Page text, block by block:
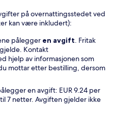
på overnattingsstedet ved
kan være inkludert):
pålegger en avgift. Fritak
Kontakt
hjelp av informasjonen som
mottar etter bestilling, dersom
en avgift: EUR 9.24 per
7 netter. Avgiften gjelder ikke